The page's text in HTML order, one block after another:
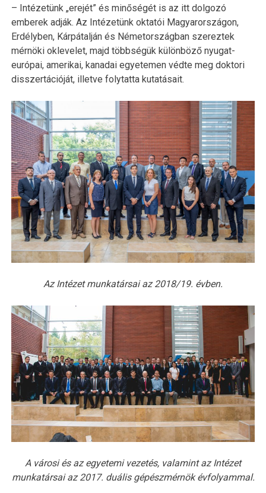
– Intézetünk „erejét” és minőségét is az itt dolgozó
emberek adják. Az Intézetünk oktatói Magyarországon,
Erdélyben, Kárpátalján és Németországban szereztek
mérnöki oklevelet, majd többségük különböző nyugat-
európai, amerikai, kanadai egyetemen védte meg doktori
disszertációját, illetve folytatta kutatásait.
Az Intézet munkatársai az 2018/19. évben.
A városi és az egyetemi vezetés, valamint az Intézet
munkatársai az 2017. duális gépészmérnök évfolyammal.